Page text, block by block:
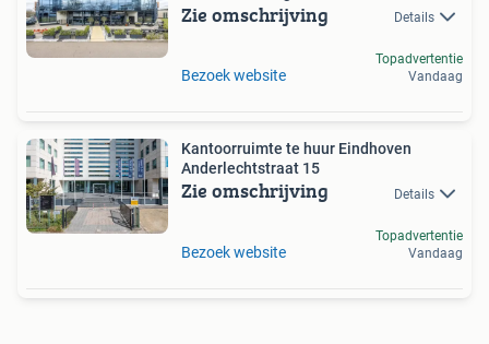
Zie omschrijving Details
Bezoek website
Topadvertentie
Vandaag
Kantoorruimte te huur Eindhoven
Anderlechtstraat 15
Zie omschrijving Details
Bezoek website
Topadvertentie
Vandaag